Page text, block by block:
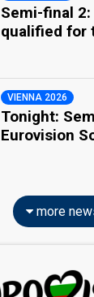
Semi-final
qualified for
VIENNA 2026
Tonight:
Eurovision
more